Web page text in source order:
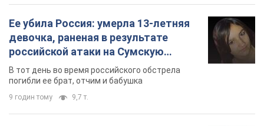
Ее убила Россия: умерла 13-летняя
девочка, раненая в результате
российской атаки на Сумскую
область. Фото
В тот день во время российского обстрела
погибли ее брат, отчим и бабушка
9 годин тому 9,7 т.